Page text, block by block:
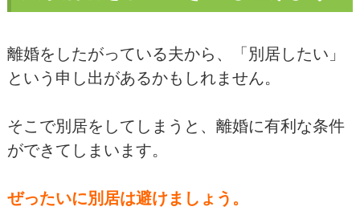
離婚をしたがっている夫から、「別居したい」
という申し出があるかもしれません。
そこで別居をしてしまうと、離婚に有利な条件
ができてしまいます。
ぜったいに別居は避けましょう。